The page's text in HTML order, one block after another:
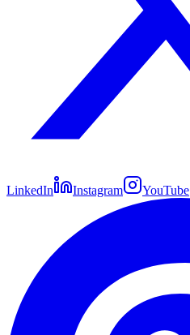
LinkedIn Instagram YouTube